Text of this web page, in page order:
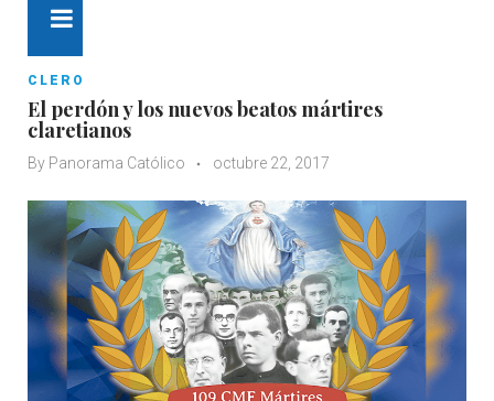
CLERO
El perdón y los nuevos beatos mártires
claretianos
By Panorama Católico octubre 22, 2017